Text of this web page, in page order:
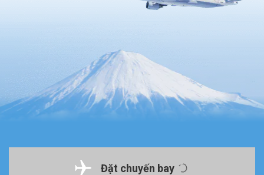
Đặt chuyến bay